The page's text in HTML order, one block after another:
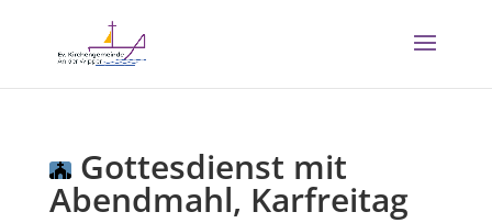
Gottesdienst mit
Abendmahl, Karfreitag